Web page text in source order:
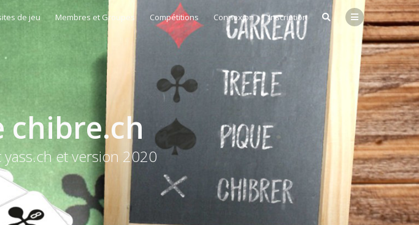
de jeu Membres et Groupes Compétitions Connexion Inscription
chibre.ch
et version 2020